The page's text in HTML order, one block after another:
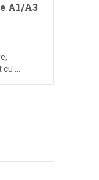
A1/A3
cu …